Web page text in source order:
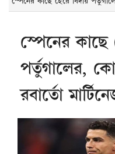
স্পেনের কাছে
পর্তুগালের,
রবার্তো